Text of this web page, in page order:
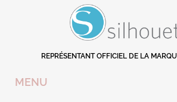
REPRÉSENTANT OFFICIEL DE LA
MENU